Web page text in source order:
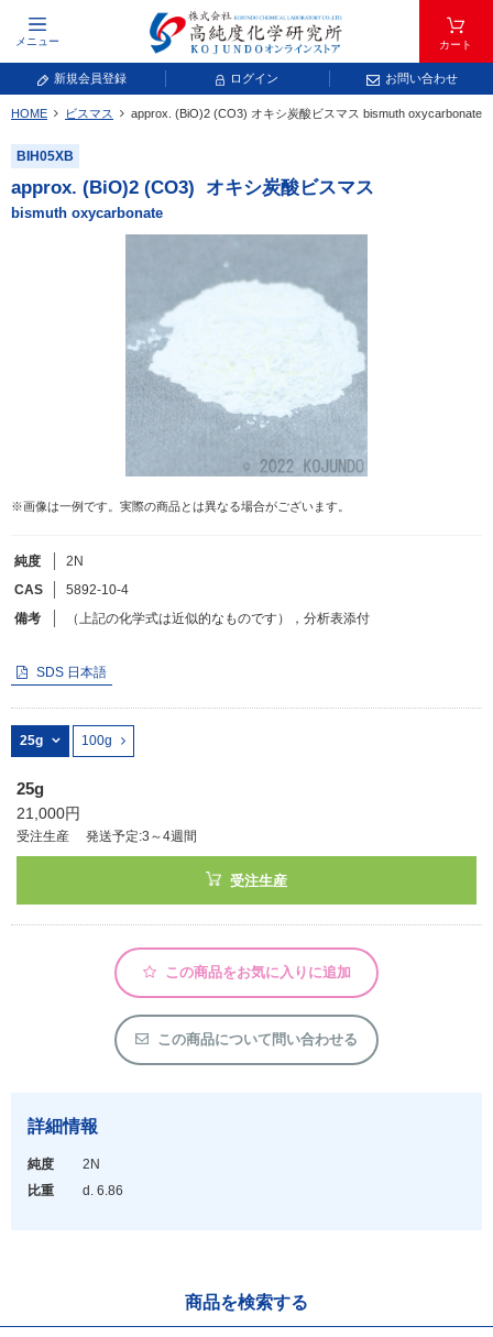
メニュー カート
新規会員登録 ログイン お問い合わせ
元素記号で検索する
元素周期表をタップすると、拡大表示されます。拡大した表から元素記号をタップ
し、一覧へ移動してください。
青色が取り扱い対象元素です。
常温常圧で気体であり、弊社では取り扱いしておりません。
カタログコードで検索
化学式で検索
商品分類
化合物
化学教材・オリジナルグッズ
HOME ビスマス approx. (BiO)2 (CO3) オキシ炭酸ビスマス bismuth oxycarbonate
BIH05XB
approx. (BiO)2 (CO3) オキシ炭酸ビスマス
bismuth oxycarbonate
※画像は一例です。実際の商品とは異なる場合がございます。
純度
2N
CAS
5892-10-4
備考
（上記の化学式は近似的なものです），分析表添付
SDS 日本語
25g 100g
25g
21,000円
受注生産 発送予定:3～4週間
受注生産
この商品をお気に入りに追加
この商品について問い合わせる
詳細情報
純度
2N
比重
d. 6.86
商品を検索する